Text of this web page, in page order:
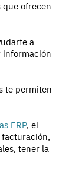
que ofrecen
a
información
te permiten
ERP, el
tener la